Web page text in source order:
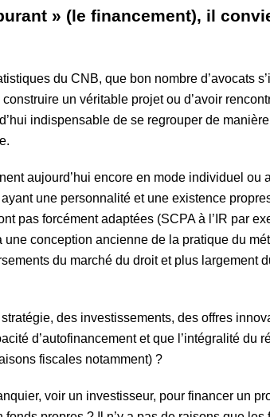
» (le financement), il
du CNB, que bon nombre d’avocats
un véritable projet ou d’avoir
indispensable de se regrouper de
aujourd’hui encore en mode individuel ou
une personnalité et une existence
pas forcément adaptées (SCPA à l’IR par
une conception ancienne de la pratique du
du marché du droit et plus largement
des investissements, des offres
d’autofinancement et que l’intégralité du
fiscales notamment) ?
voir un investisseur, pour financer un